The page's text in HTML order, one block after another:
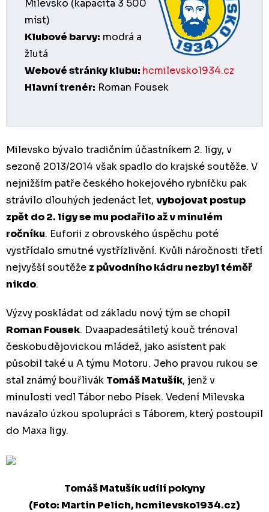
Milevsko (kapacita 3 500
míst)
Klubové barvy: modrá a
žlutá
Webové stránky klubu: hcmilevsko1934.cz
Hlavní trenér: Roman Fousek
Milevsko bývalo tradičním účastníkem 2. ligy, v
sezoně 2013/2014 však spadlo do krajské soutěže. V
nejnižším patře českého hokejového rybníčku pak
strávilo dlouhých jedenáct let, vybojovat postup
zpět do 2. ligy se mu podařilo až v minulém
ročníku. Euforii z obrovského úspěchu poté
vystřídalo smutné vystřízlivění. Kvůli náročnosti třetí
nejvyšší soutěže z původního kádru nezbyl téměř
nikdo.
Výzvy poskládat od základu nový tým se chopil
Roman Fousek. Dvaapadesátiletý kouč trénoval
českobudějovickou mládež, jako asistent pak
působil také u A týmu Motoru. Jeho pravou rukou se
stal známý bouřlivák Tomáš Matušík, jenž v
minulosti vedl Tábor nebo Písek. Vedení Milevska
navázalo úzkou spolupráci s Táborem, který postoupil
do Maxa ligy.
Tomáš Matušík udílí pokyny
(Foto: Martin Pelich, hcmilevsko1934.cz)